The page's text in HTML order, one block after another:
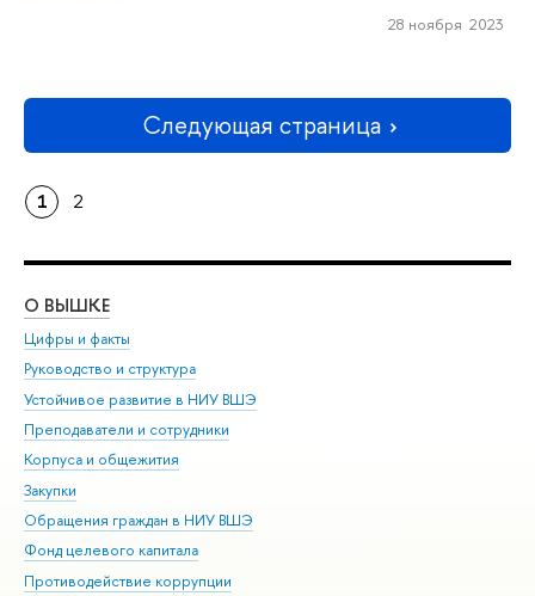
28 ноября 2023
Следующая страница
1 2
О ВЫШКЕ
Цифры и факты
Руководство и структура
Устойчивое развитие в НИУ ВШЭ
Преподаватели и сотрудники
Корпуса и общежития
Закупки
Обращения граждан в НИУ ВШЭ
Фонд целевого капитала
Противодействие коррупции